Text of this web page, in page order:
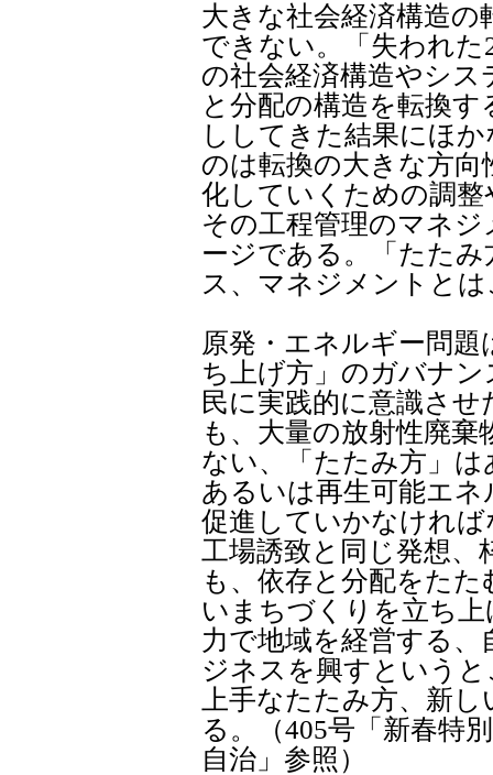
大きな社会経済構造
できない。「失われ
の社会経済構造やシ
と分配の構造を転換
ししてきた結果にほ
のは転換の大きな方
化していくための調
その工程管理のマネ
ージである。「たた
ス、マネジメントと
原発・エネルギー問
ち上げ方」のガバナ
民に実践的に意識さ
も、大量の放射性廃
ない、「たたみ方」
あるいは再生可能エ
促進していかなけれ
工場誘致と同じ発想
も、依存と分配をた
いまちづくりを立ち
力で地域を経営する
ジネスを興すという
上手なたたみ方、新
る。（405号「新春特
自治」参照）